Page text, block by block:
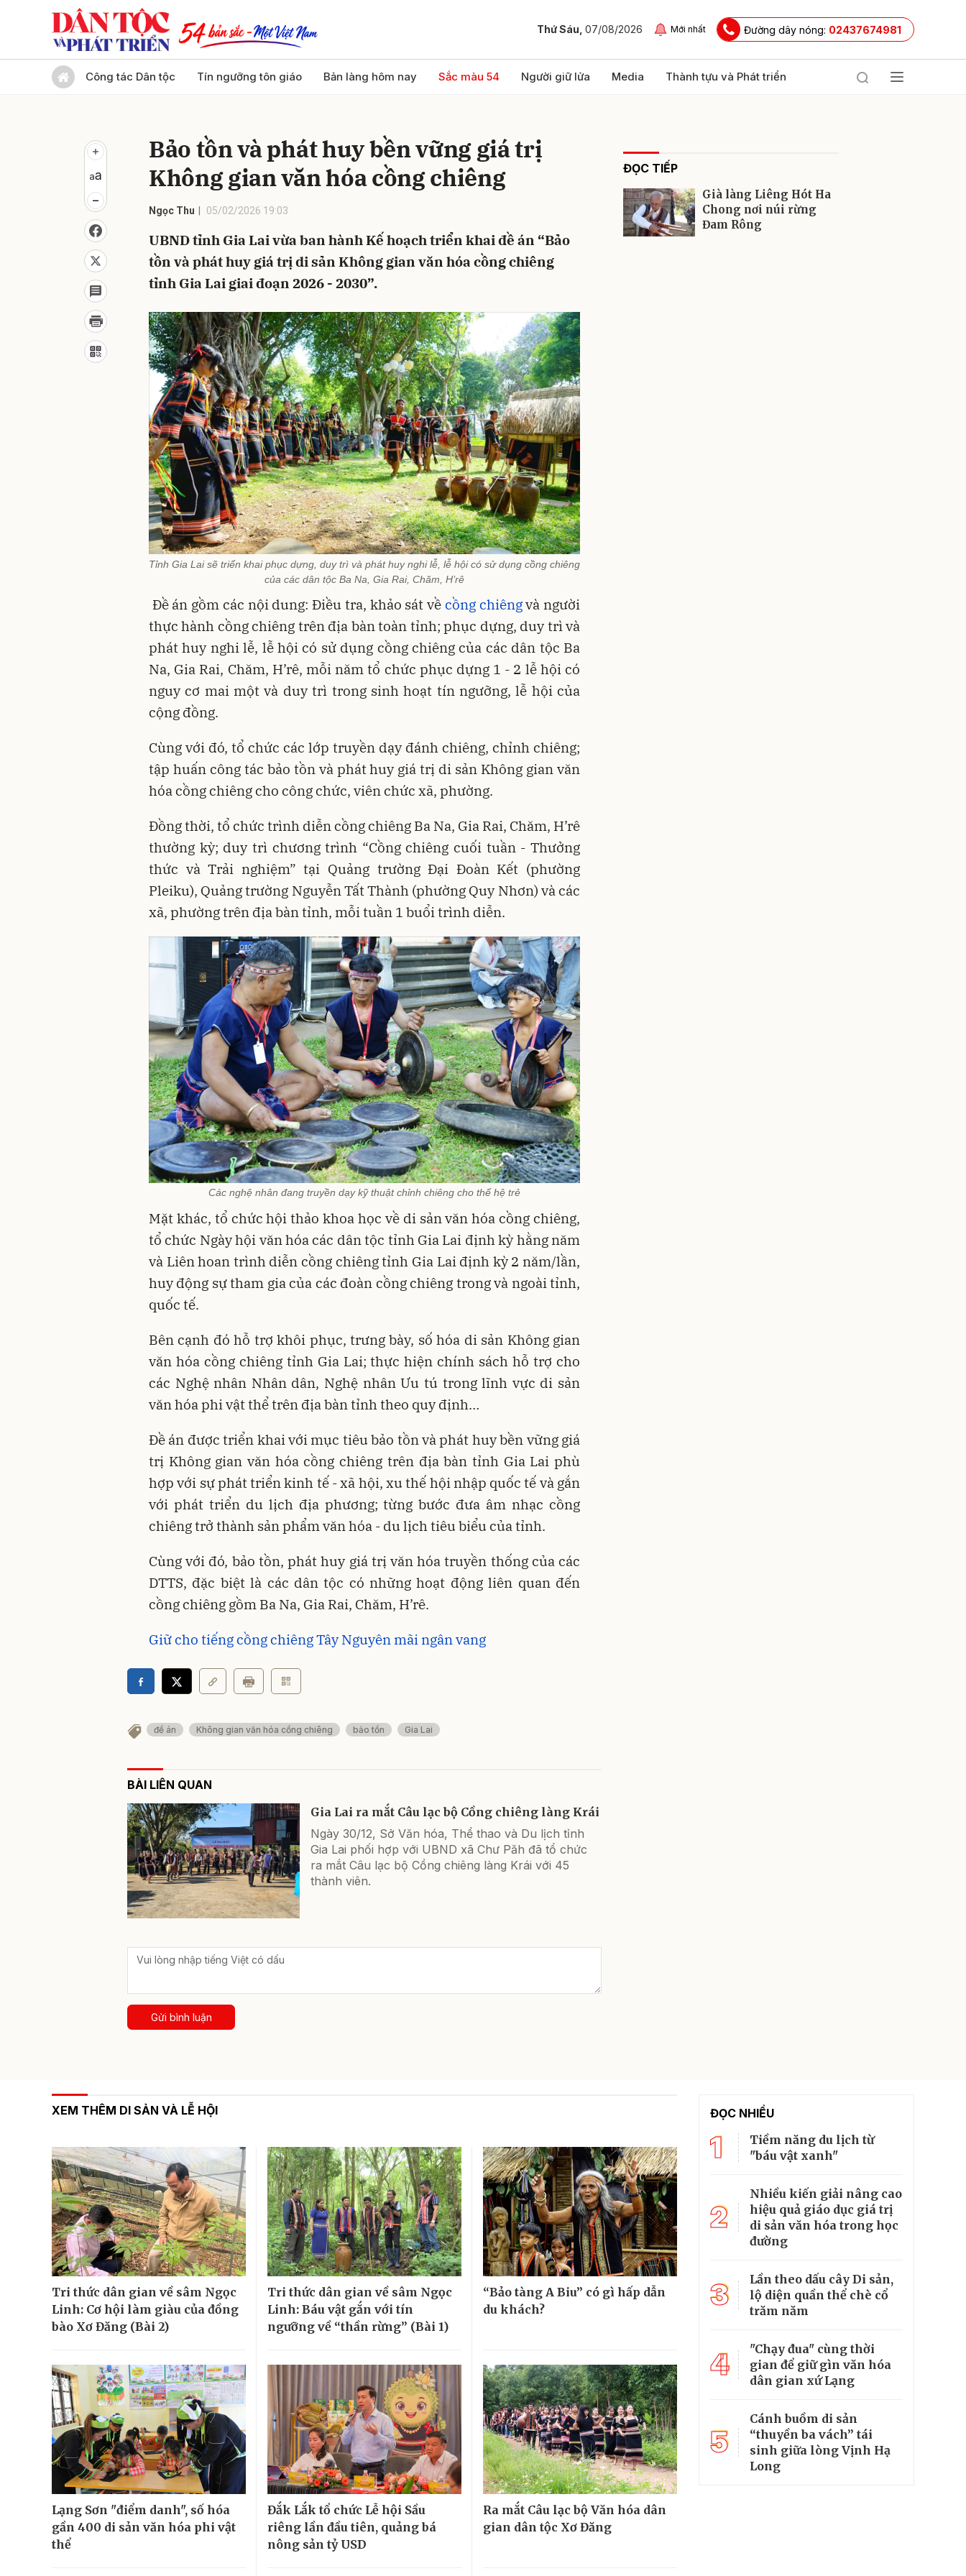
Thứ Sáu, 07/08/2026 Mới nhất Đường dây nóng: 02437674981
Công tác Dân tộc Tín ngưỡng tôn giáo Bản làng hôm nay Sắc màu 54 Người giữ lửa Media Thành tựu và Phát triển
Bảo tồn và phát huy bền vững giá trị
Không gian văn hóa cồng chiêng
Ngọc Thu 05/02/2026 19:03
UBND tỉnh Gia Lai vừa ban hành Kế hoạch triển khai đề án “Bảo
tồn và phát huy giá trị di sản Không gian văn hóa cồng chiêng
tỉnh Gia Lai giai đoạn 2026 - 2030”.
Tỉnh Gia Lai sẽ triển khai phục dựng, duy trì và phát huy nghi lễ, lễ hội có sử dụng cồng chiêng
của các dân tộc Ba Na, Gia Rai, Chăm, H’rê
Đề án gồm các nội dung: Điều tra, khảo sát về cồng chiêngvà người
thực hành cồng chiêng trên địa bàn toàn tỉnh; phục dựng, duy trì và
phát huy nghi lễ, lễ hội có sử dụng cồng chiêng của các dân tộc Ba
Na, Gia Rai, Chăm, H’rê, mỗi năm tổ chức phục dựng 1 - 2 lễ hội có
nguy cơ mai một và duy trì trong sinh hoạt tín ngưỡng, lễ hội của
cộng đồng.
Cùng với đó, tổ chức các lớp truyền dạy đánh chiêng, chỉnh chiêng;
tập huấn công tác bảo tồn và phát huy giá trị di sản Không gian văn
hóa cồng chiêng cho công chức, viên chức xã, phường.
Đồng thời, tổ chức trình diễn cồng chiêng Ba Na, Gia Rai, Chăm, H’rê
thường kỳ; duy trì chương trình “Cồng chiêng cuối tuần - Thưởng
thức và Trải nghiệm” tại Quảng trường Đại Đoàn Kết (phường
Pleiku), Quảng trường Nguyễn Tất Thành (phường Quy Nhơn) và các
xã, phường trên địa bàn tỉnh, mỗi tuần 1 buổi trình diễn.
Các nghệ nhân đang truyền dạy kỹ thuật chỉnh chiêng cho thế hệ trẻ
Mặt khác, tổ chức hội thảo khoa học về di sản văn hóa cồng chiêng,
tổ chức Ngày hội văn hóa các dân tộc tỉnh Gia Lai định kỳ hằng năm
và Liên hoan trình diễn cồng chiêng tỉnh Gia Lai định kỳ 2 năm/lần,
huy động sự tham gia của các đoàn cồng chiêng trong và ngoài tỉnh,
quốc tế.
Bên cạnh đó hỗ trợ khôi phục, trưng bày, số hóa di sản Không gian
văn hóa cồng chiêng tỉnh Gia Lai; thực hiện chính sách hỗ trợ cho
các Nghệ nhân Nhân dân, Nghệ nhân Ưu tú trong lĩnh vực di sản
văn hóa phi vật thể trên địa bàn tỉnh theo quy định…
Đề án được triển khai với mục tiêu bảo tồn và phát huy bền vững giá
trị Không gian văn hóa cồng chiêng trên địa bàn tỉnh Gia Lai phù
hợp với sự phát triển kinh tế - xã hội, xu thế hội nhập quốc tế và gắn
với phát triển du lịch địa phương; từng bước đưa âm nhạc cồng
chiêng trở thành sản phẩm văn hóa - du lịch tiêu biểu của tỉnh.
Cùng với đó, bảo tồn, phát huy giá trị văn hóa truyền thống của các
DTTS, đặc biệt là các dân tộc có những hoạt động liên quan đến
cồng chiêng gồm Ba Na, Gia Rai, Chăm, H’rê.
Giữ cho tiếng cồng chiêng Tây Nguyên mãi ngân vang
đề án Không gian văn hóa cồng chiêng bảo tồn Gia Lai
BÀI LIÊN QUAN
Gia Lai ra mắt Câu lạc bộ Cồng chiêng làng Krái
Ngày 30/12, Sở Văn hóa, Thể thao và Du lịch tỉnh
Gia Lai phối hợp với UBND xã Chư Păh đã tổ chức
ra mắt Câu lạc bộ Cồng chiêng làng Krái với 45
thành viên.
Gửi bình luận
ĐỌC TIẾP
Già làng Liêng Hót Ha
Chong nơi núi rừng
Đam Rông
XEM THÊM DI SẢN VÀ LỄ HỘI
Tri thức dân gian về sâm Ngọc
Linh: Cơ hội làm giàu của đồng
bào Xơ Đăng (Bài 2)
Tri thức dân gian về sâm Ngọc
Linh: Báu vật gắn với tín
ngưỡng về “thần rừng” (Bài 1)
“Bảo tàng A Biu” có gì hấp dẫn
du khách?
Lạng Sơn "điểm danh", số hóa
gần 400 di sản văn hóa phi vật
thể
Đắk Lắk tổ chức Lễ hội Sầu
riêng lần đầu tiên, quảng bá
nông sản tỷ USD
Ra mắt Câu lạc bộ Văn hóa dân
gian dân tộc Xơ Đăng
ĐỌC NHIỀU
1
Tiềm năng du lịch từ
"báu vật xanh"
2
Nhiều kiến giải nâng cao
hiệu quả giáo dục giá trị
di sản văn hóa trong học
đường
3
Lần theo dấu cây Di sản,
lộ diện quần thể chè cổ
trăm năm
4
"Chạy đua" cùng thời
gian để giữ gìn văn hóa
dân gian xứ Lạng
5
Cánh buồm di sản
“thuyền ba vách” tái
sinh giữa lòng Vịnh Hạ
Long
Gửi bình luận
Hủy Gửi